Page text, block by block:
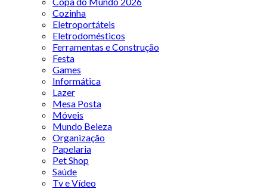
Cozinha
Eletroportáteis
Eletrodomésticos
Ferramentas e Construção
Festa
Games
Informática
Lazer
Mesa Posta
Móveis
Mundo Beleza
Organização
Papelaria
Pet Shop
Saúde
Tv e Vídeo